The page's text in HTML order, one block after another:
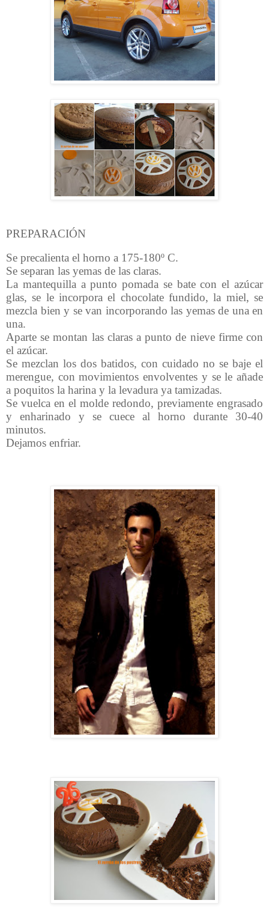
PREPARACIÓN
Se precalienta el horno a 175-180º C.
Se separan las yemas de las claras.
La mantequilla a punto pomada se bate con el azúcar
glas, se le incorpora el chocolate fundido, la miel, se
mezcla bien y se van incorporando las yemas de una en
una.
Aparte se montan las claras a punto de nieve firme con
el azúcar.
Se mezclan los dos batidos, con cuidado no se baje el
merengue, con movimientos envolventes y se le añade
a poquitos la harina y la levadura ya tamizadas.
Se vuelca en el molde redondo, previamente engrasado
y enharinado y se cuece al horno durante 30-40
minutos.
Dejamos enfriar.